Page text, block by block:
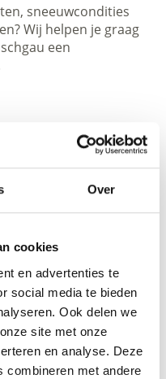
Over
cookies
en advertenties te
social media te bieden
Ook delen we
site met onze
en analyse. Deze
combineren met andere
sneeuwcondities
Wij helpen je graag
een
IN VINSCHGAU